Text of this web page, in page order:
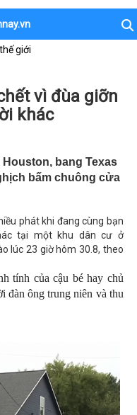
giới
vì đùa giỡn
khác
bang Texas
bấm chuông cửa
phát khi đang cùng bạn
tại một khu dân cư ở
lúc 23 giờ hôm 30.8, theo
tính của cậu bé hay chủ
đàn ông trung niên và thu